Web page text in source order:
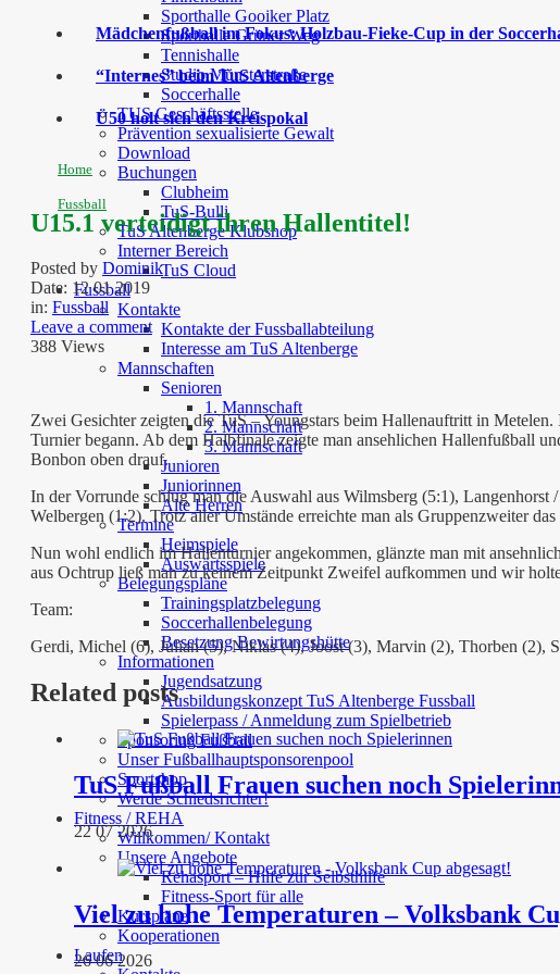
Sporthalle Gooiker Platz
Sporthalle Grüner Weg
Tennishalle
Studio Münsterstraße
Soccerhalle
TUS Geschäftsstelle
Prävention sexualisierte Gewalt
Download
Buchungen
Clubheim
TuS-Bulli
TuS Altenberge Klubshop
Interner Bereich
TuS Cloud
Fussball
Kontakte
Kontakte der Fussballabteilung
Interesse am TuS Altenberge
Mannschaften
Senioren
1. Mannschaft
2. Mannschaft
3. Mannschaft
Junioren
Juniorinnen
Alte Herren
Termine
Heimspiele
Auswärtsspiele
Belegungspläne
Trainingsplatzbelegung
Soccerhallenbelegung
Besetzung Bewirtungshütte
Informationen
Jugendsatzung
Ausbildungskonzept TuS Altenberge Fussball
Spielerpass / Anmeldung zum Spielbetrieb
Sponsoring Fußball
Unser Fußballhauptsponsorenpool
Sportshop
Werde Schiedsrichter!
Fitness / REHA
Willkommen/ Kontakt
Unsere Angebote
Rehasport – Hilfe zur Selbsthilfe
Fitness-Sport für alle
Kurspläne
Kooperationen
Laufen
Mädchenfußball im Fokus: Holzbau-Fieke-Cup in der
“Internes” beim TuS Altenberge
Ü50 holt sich den Kreispokal
Home
Fussball
U15.1 verteidigt ihren Hallentitel!
Posted by Dominik
Date: 12 01 2019
in: Fussball
Leave a comment
388 Views
Zwei Gesichter zeigten die TuS – Youngstars beim Hallenauftritt in
Turnier begann. Ab dem Halbfinale zeigte man ansehlichen Hallenfußball
Bonbon oben drauf.
In der Vorrunde schlug man die Auswahl aus Wilmsberg (5:1),
Welbergen (1:2). Trotz aller Umstände erreichte man als Gruppenzweiter
Nun wohl endlich im Hallenturnier angekommen, glänzte man mit
aus Ochtrup ließ man zu keinem Zeitpunkt Zweifel aufkommen und wir
Team:
Gerdi, Michel (6), Julian (5), Niklas (4), Joost (3), Marvin (2), Thorben (2),
Related posts
TuS Fußball Frauen suchen noch
22 07 2026
Viel zu hohe Temperaturen – Volksbank
26 06 2026